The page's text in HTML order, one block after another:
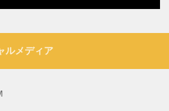
ルメディア